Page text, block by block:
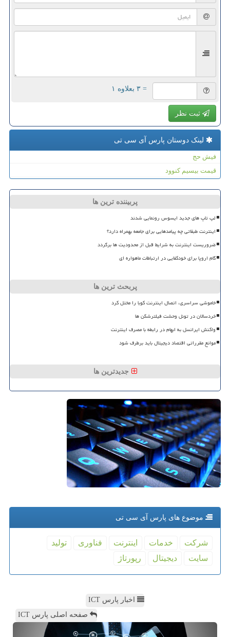
= ۳ بعلاوه ۱
ثبت نظر
لینک دوستان پارس آی سی تی
فیش حج
قیمت بیسیم کنوود
پربیننده ترین ها
لپ تاپ های جدید ایسوس رونمایی شدند
اینترنت طبقاتی چه پیامدهایی برای جامعه بهمراه دارد؟
ضروریست اینترنت به شرایط قبل از محدودیت ها برگردد
گام اروپا برای خودکفایی در ارتباطات ماهواره ای
پربحث ترین ها
خاموشی سراسری، اتصال اینترنت کوبا را مختل کرد
خردسالان در تونل وحشت فیلترشکن ها
واکنش ایرانسل به ابهام در رابطه با مصرف اینترنت
موانع مقرراتی اقتصاد دیجیتال باید برطرف شود
جدیدترین ها
موضوع های پارس آی سی تی
شركت خدمات اینترنت فناوری
تولید
سایت
دیجیتال رپورتاژ
اخبار پارس ICT
صفحه اصلی پارس ICT